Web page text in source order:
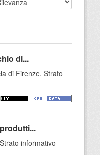
di...
di Firenze. Strato
informativo